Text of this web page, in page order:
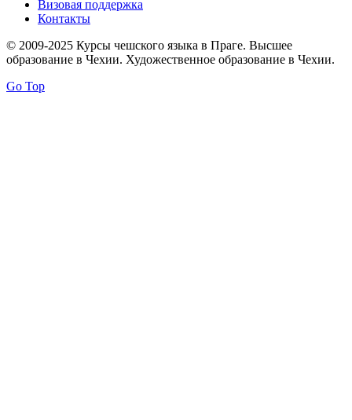
Визовая поддержка
Контакты
© 2009-2025 Курсы чешского языка в Праге. Высшее
образование в Чехии. Художественное образование в Чехии.
Go Top